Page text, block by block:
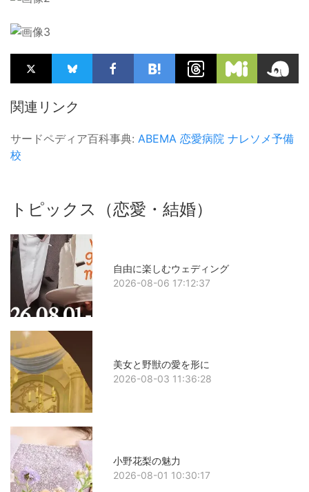
関連リンク
サードペディア百科事典: ABEMA 恋愛病院 ナレソメ予備
校
トピックス（恋愛・結婚）
自由に楽しむウェディング
2026-08-06 17:12:37
美女と野獣の愛を形に
2026-08-03 11:36:28
小野花梨の魅力
2026-08-01 10:30:17